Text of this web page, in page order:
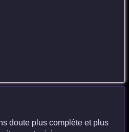
doute plus complète et plus